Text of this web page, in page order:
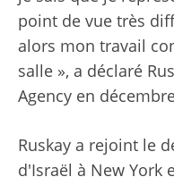
point de vue très
alors mon travail
salle », a déclaré
Agency en
Ruskay a rejoint le
d'Israël à New York